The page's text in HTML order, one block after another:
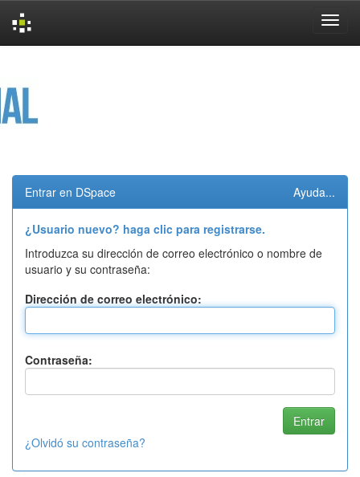
Entrar en DSpace Ayuda...
¿Usuario nuevo? haga clic para registrarse.
Introduzca su dirección de correo electrónico o nombre de
usuario y su contraseña:
Dirección de correo electrónico:
Contraseña:
¿Olvidó su contraseña?